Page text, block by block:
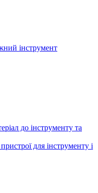
інструмент
до інструменту та
для інструменту і